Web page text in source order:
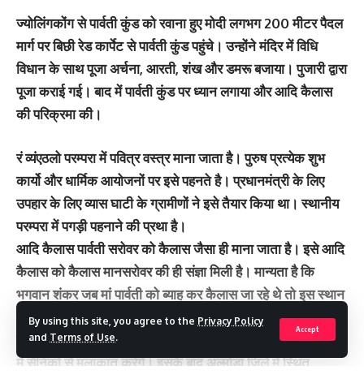
By using this site, you agree to the Privacy Policy
and Terms of Use.
Accept
ज्योलिंगकोंग से पार्वती कुंड को रवाना हुए मोदी लगभग 200 मीटर पैदल
मार्ग पर बिछी रेड कार्पेट से पार्वती कुंड पहुंचे। उन्होंने मंदिर में विधि
विधान के साथ पूजा अर्चना, आरती, शंख और डमरू बजाया। पुजारी द्वारा
पूजा कराई गई। बाद में पार्वती कुंड पर ध्यान लगाया और आदि कैलास
की परिक्रमा की।
रं व्यंएठलो परम्परा में पवित्र वस्त्र माना जाता है। पुरुष प्रत्येक शुभ
कार्यो और धार्मिक आयोजनों पर इसे पहनते है। प्रधानमंत्री के लिए
उपहार के लिए व्यास घाटी के ग्रामीणों ने इसे तैयार किया था। स्थानीय
परम्परा में पगड़ी पहनाने की प्रथा है।
आदि कैलास पार्वती सरोवर को कैलास जैसा ही माना जाता है। इसे आदि
कैलास को कैलास मानसरोवर की ही संज्ञा मिली है। मान्यता है कि
भगवान शंकर जब मां पार्वती को ब्याह कर कैलास जा रहे थे तो इस स्थान
पर प्रवास किया। कुछ समय तक यहां पर रहे। पार्वती सरोवर बनाया।
यहां पर मा पार्वती ने धान का रोपण किया था। इसके बाद पीएम गुंजी गांव
में सैनिकों से मुलाकात करेंगे। इसके बाद अल्मोड़ा जिले में स्थित